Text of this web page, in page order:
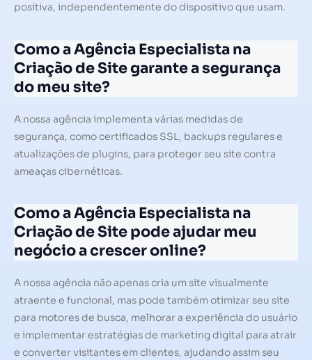
positiva, independentemente do dispositivo que usam.
Como a Agência Especialista na
Criação de Site garante a segurança
do meu site?
A nossa agência implementa várias medidas de
segurança, como certificados SSL, backups regulares e
atualizações de plugins, para proteger seu site contra
ameaças cibernéticas.
Como a Agência Especialista na
Criação de Site pode ajudar meu
negócio a crescer online?
A nossa agência não apenas cria um site visualmente
atraente e funcional, mas pode também otimizar seu site
para motores de busca, melhorar a experiência do usuário
e implementar estratégias de marketing digital para atrair
e converter visitantes em clientes, ajudando assim seu